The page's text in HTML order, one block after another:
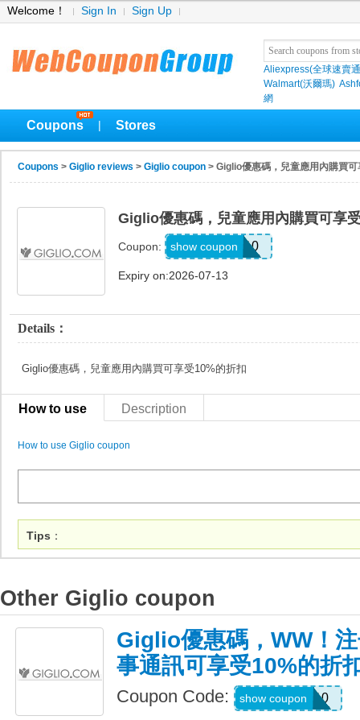
Welcome！ Sign In Sign Up
Aliexpress(全球速賣
Walmart(沃爾瑪)
網
Coupons Stores
Coupons > Giglio reviews > Giglio coupon > Giglio優惠碼，兒童應用內購買
Giglio優惠碼，兒童應用內購買可享
Coupon: KIDS10
show coupon
Expiry on:2026-07-13
Details：
Giglio優惠碼，兒童應用內購買可享受10%的折扣
How to use Description
How to use Giglio coupon
Tips ：
Other Giglio coupon
Giglio優惠碼，WW！
事通訊可享受10%的折
Coupon Code: WELCOME10
show coupon